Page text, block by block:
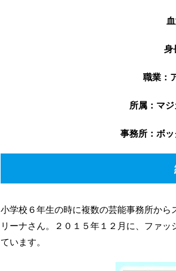
身
職業：
所属：マ
事務所：ボ
小学校６年生の時に複数の芸能事務所か
リーナさん。２０１５年１２月に、ファッ
ています。